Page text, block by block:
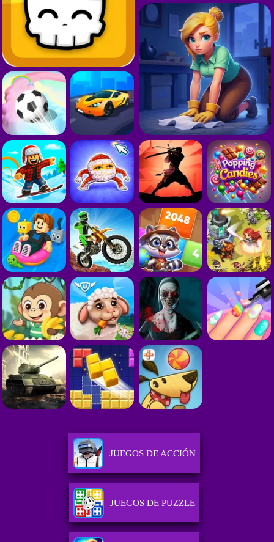
JUEGOS DE ACCIÓN
JUEGOS DE PUZZLE